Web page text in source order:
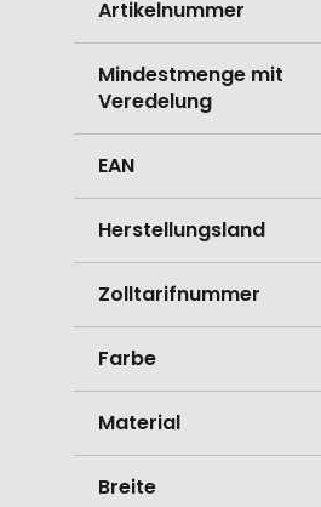
Artikelnummer
Mindestmenge mit
Veredelung
EAN
Herstellungsland
Zolltarifnummer
Farbe
Material
Breite